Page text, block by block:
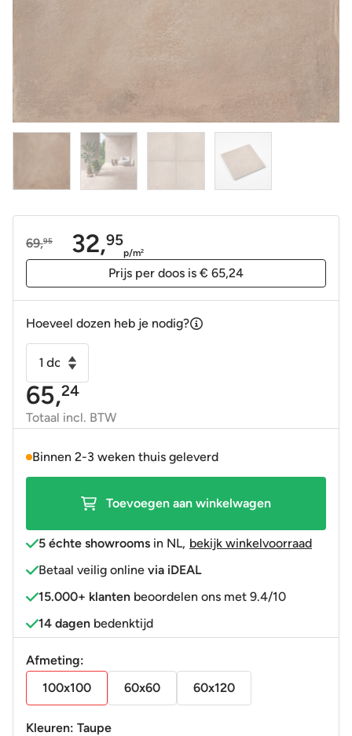
69,95
Oorspronkelijke
32,95
Huidige
p/m2
Prijs per doos is € 65,24
Hoeveel dozen heb je nodig?
Wandtegel
Clays
taupe
100x100
gerectificeerd
65,24
Totaal incl. BTW
Binnen 2-3 weken thuis geleverd
Toevoegen aan winkelwagen
5 échte showrooms in NL, bekijk winkelvoorraad
Betaal veilig online via iDEAL
15.000+ klanten beoordelen ons met 9.4/10
14 dagen bedenktijd
Afmeting:
100x100
60x60 60x120
Kleuren: Taupe